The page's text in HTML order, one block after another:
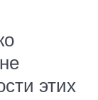
этих